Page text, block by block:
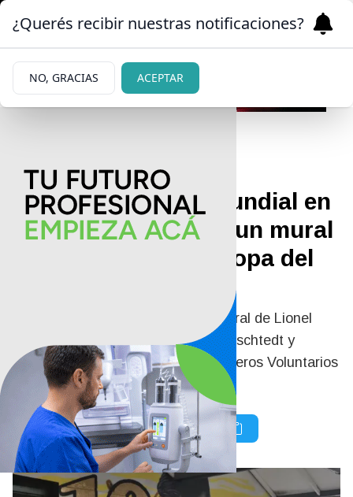
30/05/2026
Messi ya juega el Mundial en
Bariloche: pintaron un mural
del capitán con la Copa del
A días del inicio del Mundial, un mural de Lionel
Messi apareció en la esquina de Beschtedt y
Moreno, junto al gimnasio de Bomberos Voluntarios
Bariloche.
¿Querés recibir nuestras notificaciones?
NO, GRACIAS ACEPTAR